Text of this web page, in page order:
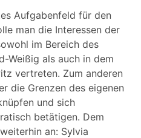
Aufgabenfeld für den
man die Interessen der
im Bereich des
Weißig als auch in dem
vertreten. Zum anderen
die Grenzen des eigenen
und sich
betätigen. Dem
an: Sylvia